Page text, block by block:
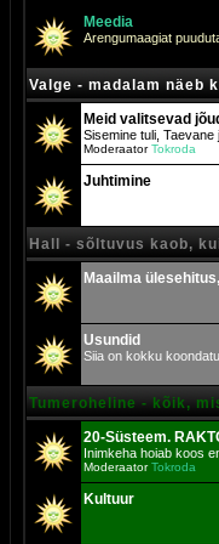
Meedia
Arengumaagiat
Valge - madalam näeb
Meid valitsevad
Sisemine tuli, Taevane
ModeraatorTokroda
Juhtimine
Hall - sõltuvus kaob,
Maailma
Usundid
Siia on kokku
Tumeroheline - kõik,
20-Süsteem.
Inimkeha hoiab koos
ModeraatorTokroda
Kultuur